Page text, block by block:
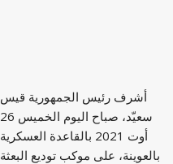
أشرف رئيس الجمهورية قيس
سعيّد، صباح اليوم الخميس 26
أوت 2021 بالقاعدة العسكرية
بالعوينة، على موكب توديع البعثة